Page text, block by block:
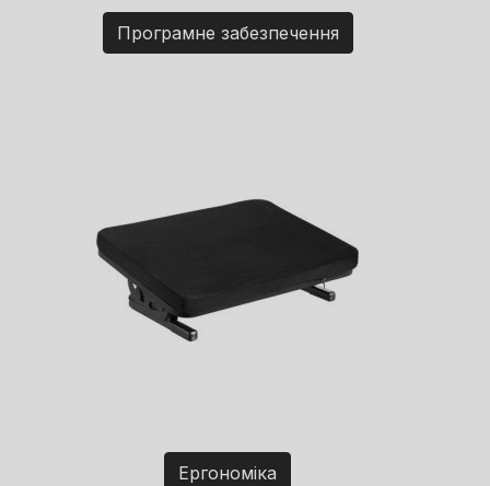
Програмне забезпечення
Ергономіка